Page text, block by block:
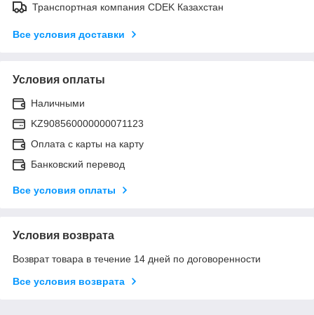
Транспортная компания CDEK Казахстан
Все условия доставки
Условия оплаты
Наличными
KZ908560000000071123
Оплата с карты на карту
Банковский перевод
Все условия оплаты
Условия возврата
Возврат товара в течение 14 дней по договоренности
Все условия возврата